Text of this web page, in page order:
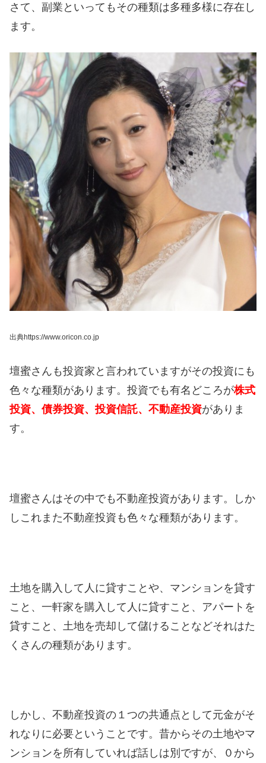
さて、副業といってもその種類は多種多様に存在し
ます。
出典https://www.oricon.co.jp
壇蜜さんも投資家と言われていますがその投資にも
色々な種類があります。 投資でも有名どころが株式
投資、債券投資、投資信託、不動産投資がありま
す。
壇蜜さんはその中でも不動産投資があります。
しか
しこれまた不動産投資も色々な種類があります。
土地を購入して人に貸すことや、マンションを貸す
こと、一軒家を購入して人に貸すこと、アパートを
貸すこと、土地を売却して儲けることなどそれはた
くさんの種類があります。
しかし、不動産投資の１つの共通点として元金がそ
れなりに必要ということです。 昔からその土地やマ
ンションを所有していれば話しは別ですが、０から